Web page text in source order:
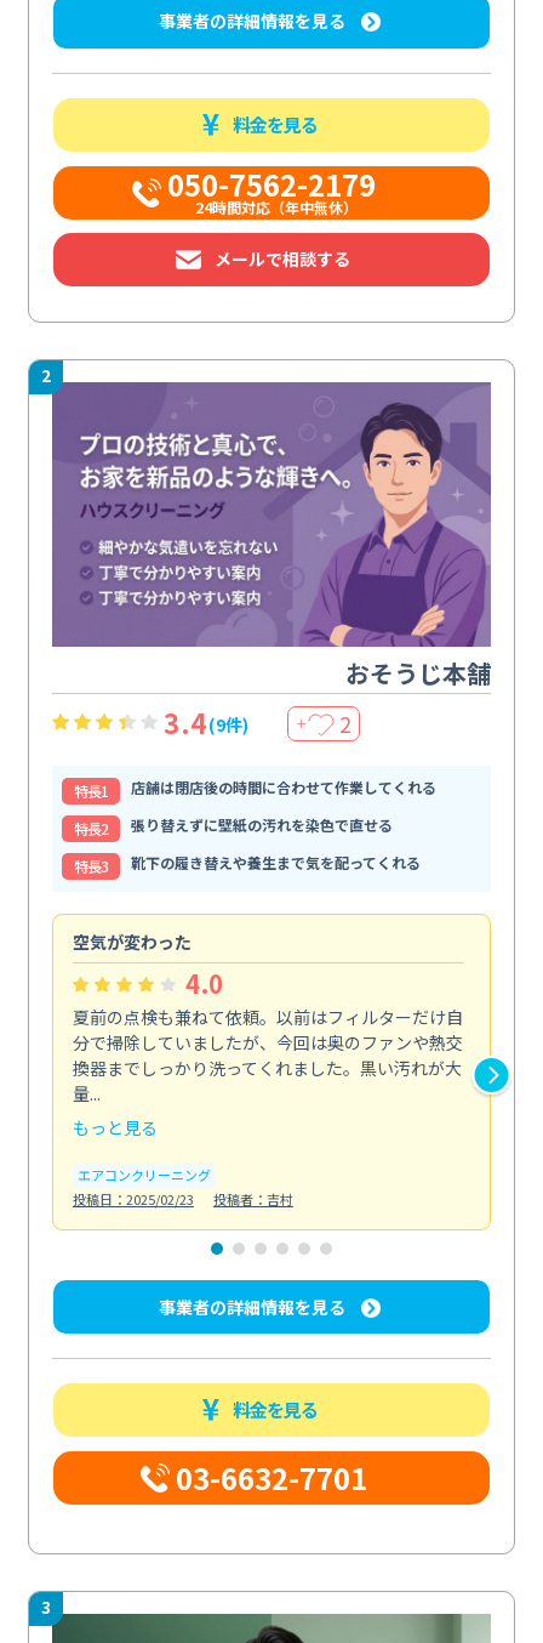
事業者の詳細情報を見る
料金を見る
050-7562-2179
24時間対応（年中無休）
メールで相談する
2
おそうじ本舗
3.4(9件) ＋ 2
特⻑1
店舗は閉店後の時間に合わせて作業してくれる
特⻑2
張り替えずに壁紙の汚れを染色で直せる
特⻑3
靴下の履き替えや養生まで気を配ってくれる
空気が変わった
4.0
夏前の点検も兼ねて依頼。以前はフィルターだけ自
分で掃除していましたが、今回は奥のファンや熱交
換器までしっかり洗ってくれました。黒い汚れが大
量...
もっと見る
エアコンクリーニング
投稿日：2025/02/23
投稿者：吉村
事業者の詳細情報を見る
料金を見る
03-6632-7701
3